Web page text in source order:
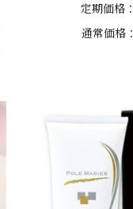
定期価格：
通常価格：